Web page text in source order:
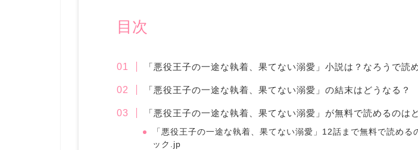
目次
「悪役王子の一途な執着、果てない溺愛」小説は？なろうで読
「悪役王子の一途な執着、果てない溺愛」の結末はどうなる？
「悪役王子の一途な執着、果てない溺愛」が無料で読めるのは
「悪役王子の一途な執着、果てない溺愛」12話まで無料で読める
ック.jp